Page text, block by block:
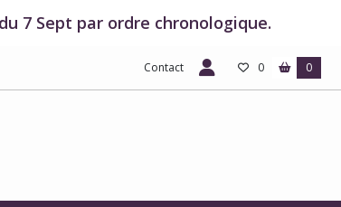
7 Sept par ordre chronologique.
Contact 0 0